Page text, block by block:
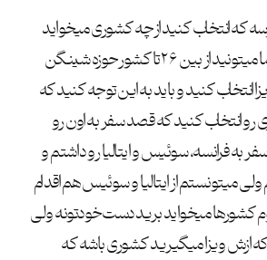
که انتخاب کنید از چه کشوری میخواید
شنگن بگیرید؟ شما میتونید از بین ۲۶ تا کشور حوزه شینگن
انتخاب کنید و باید به این توجه کنید که
رو انتخاب کنید که قصد سفر به اون رو
به فرانسه، سوئیس و ایتالیا رو داشتم و
ولی میتونستم از ایتالیا و سوئیس هم اقدام
کشورها میخواید برید دست خودتونه ولی
ازش ویزا میگیرید کشوری باشه که